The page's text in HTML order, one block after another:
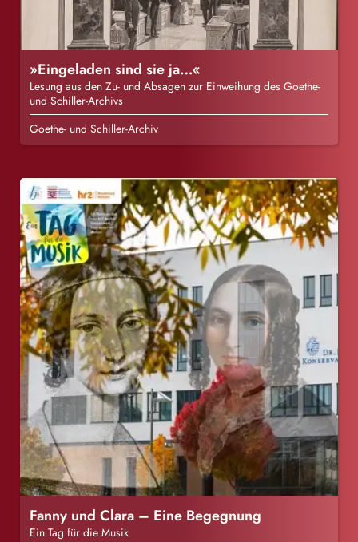
»Eingeladen sind sie ja…«
Lesung aus den Zu- und Absagen zur Einweihung des Goethe-
und Schiller-Archivs
Goethe- und Schiller-Archiv
Fanny und Clara – Eine Begegnung
Ein Tag für die Musik